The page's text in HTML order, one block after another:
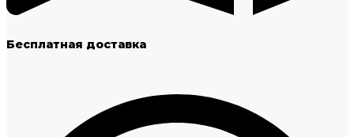
Бесплатная доставка